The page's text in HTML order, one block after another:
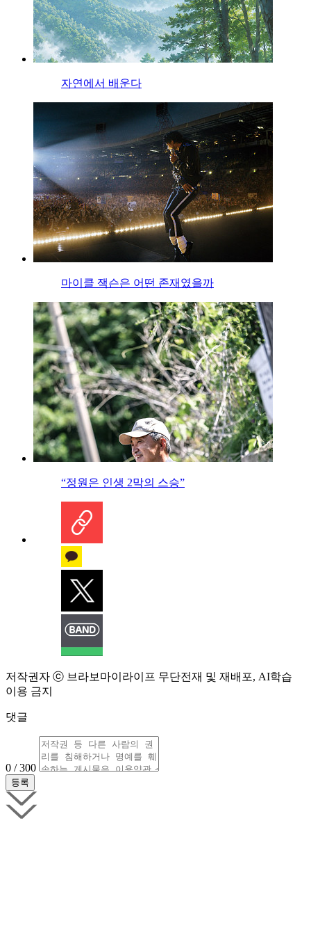
자연에서 배운다
마이클 잭슨은 어떤 존재였을까
“정원은 인생 2막의 스승”
저작권자 ⓒ 브라보마이라이프 무단전재 및 재배포, AI학습
이용 금지
댓글
0 / 300